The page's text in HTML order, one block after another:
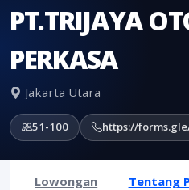
PT.TRIJAYA
PERKASA
Jakarta Utara
51-100 https://
Lowongan Tentang